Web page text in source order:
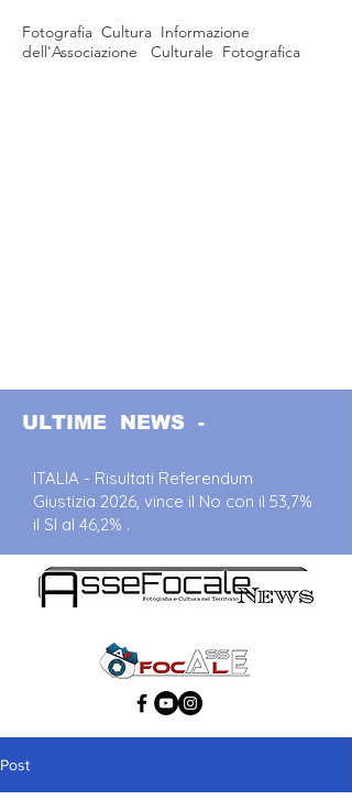
Fotografia Cultura Informazione
dell'Associazione Culturale Fotografica
ULTIME NEWS -
ITALIA - Risultati Referendum
Giustizia 2026, vince il No con il 53,7%
il SI al 46,2% .
Post